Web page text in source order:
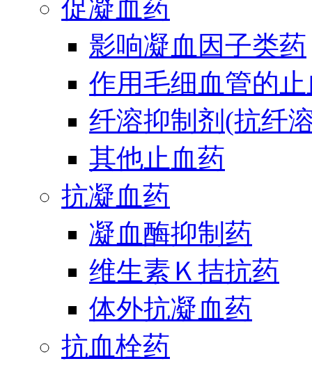
促凝血药
影响凝血因子类药
作用毛细血管的
纤溶抑制剂(抗纤
其他止血药
抗凝血药
凝血酶抑制药
维生素Ｋ拮抗药
体外抗凝血药
抗血栓药